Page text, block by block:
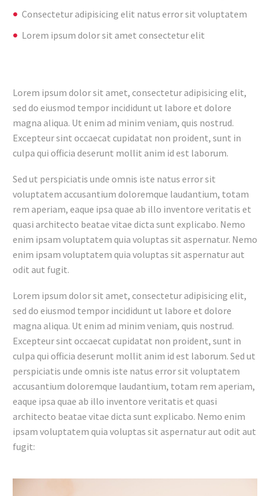
Consectetur adipisicing elit natus error sit voluptatem
Lorem ipsum dolor sit amet consectetur elit
Lorem ipsum dolor sit amet, consectetur adipisicing elit,
sed do eiusmod tempor incididunt ut labore et dolore
magna aliqua. Ut enim ad minim veniam, quis nostrud.
Excepteur sint occaecat cupidatat non proident, sunt in
culpa qui officia deserunt mollit anim id est laborum.
Sed ut perspiciatis unde omnis iste natus error sit
voluptatem accusantium doloremque laudantium, totam
rem aperiam, eaque ipsa quae ab illo inventore veritatis et
quasi architecto beatae vitae dicta sunt explicabo. Nemo
enim ipsam voluptatem quia voluptas sit aspernatur. Nemo
enim ipsam voluptatem quia voluptas sit aspernatur aut
odit aut fugit.
Lorem ipsum dolor sit amet, consectetur adipisicing elit,
sed do eiusmod tempor incididunt ut labore et dolore
magna aliqua. Ut enim ad minim veniam, quis nostrud.
Excepteur sint occaecat cupidatat non proident, sunt in
culpa qui officia deserunt mollit anim id est laborum. Sed ut
perspiciatis unde omnis iste natus error sit voluptatem
accusantium doloremque laudantium, totam rem aperiam,
eaque ipsa quae ab illo inventore veritatis et quasi
architecto beatae vitae dicta sunt explicabo. Nemo enim
ipsam voluptatem quia voluptas sit aspernatur aut odit aut
fugit: